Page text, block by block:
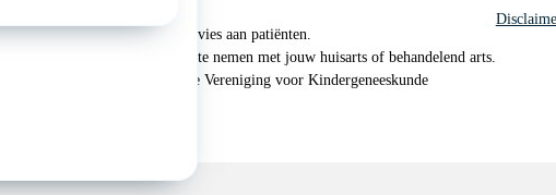
De NVK geeft geen medisch advies aan patiënten.
Wij adviseren je om contact op te nemen met jouw huisarts of behandelend arts.
Copyright © 2026, Nederlandse Vereniging voor Kindergeneeskunde